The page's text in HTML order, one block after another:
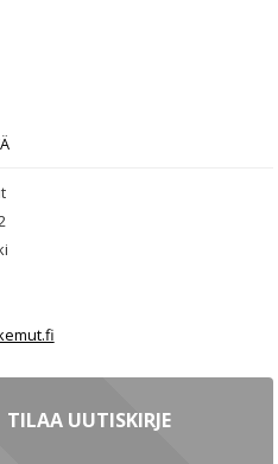
TILAA UUTISKIRJE